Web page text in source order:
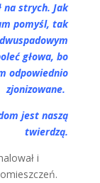
na strych. Jak
pomyśl, tak
głowa, bo
odpowiednio
zjonizowane.
jest naszą
twierdzą.
i